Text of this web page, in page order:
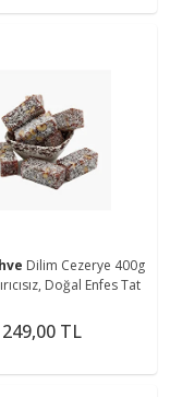
Dilim Cezerye 400g
Doğal Enfes Tat
249,00 TL